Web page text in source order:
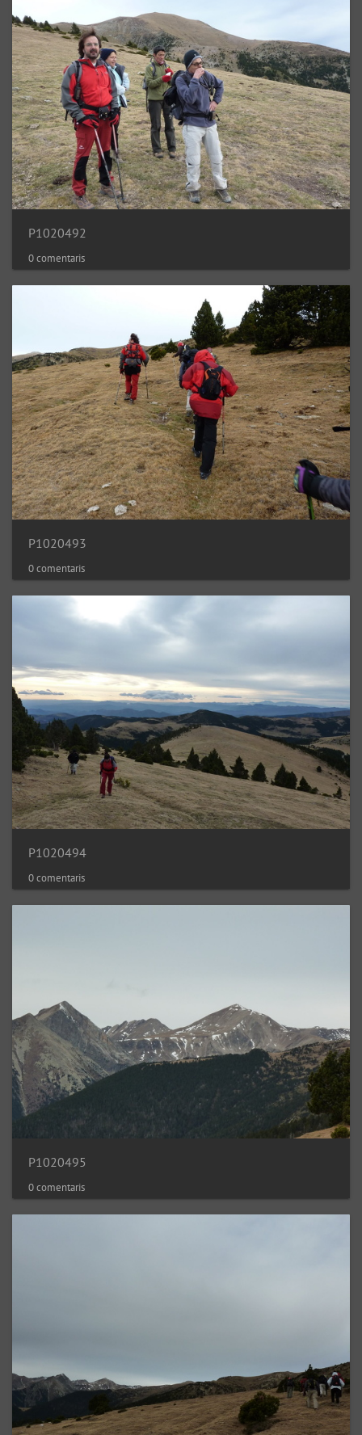
P1020492
0 comentaris
P1020493
0 comentaris
P1020494
0 comentaris
P1020495
0 comentaris